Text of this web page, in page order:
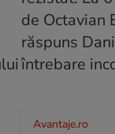
Avantaje.ro